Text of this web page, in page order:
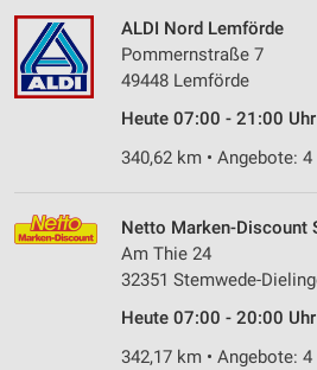
ALDI Nord Lemförde
Pommernstraße 7
49448 Lemförde
Heute 07:00 - 21:00
340,62 km • Angebote:
Netto Marken-Discount
Am Thie 24
32351 Stemwede-
Heute 07:00 - 20:00
342,17 km • Angebote: